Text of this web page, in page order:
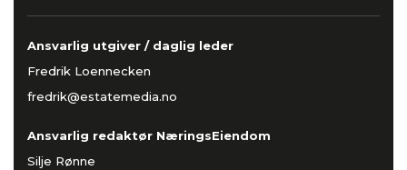
Ansvarlig utgiver / daglig leder
Fredrik Loennecken
fredrik@estatemedia.no
Ansvarlig redaktør NæringsEiendom
Silje Rønne